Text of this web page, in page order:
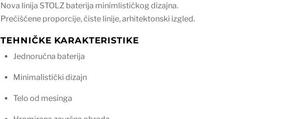
je
bila:
je:
7.560 рсд.
Nova linija STOLZ baterija minimlističkog dizajna.
Prečišćene proporcije, čiste linije, arhitektonski izgled.
TEHNIČKE KARAKTERISTIKE
Jednoručna baterija
Minimalistički dizajn
Telo od mesinga